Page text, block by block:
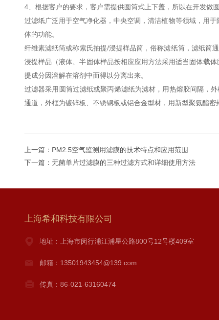
4、根据客户的要求，客户需提供圆筒式上下盖，所以在开发
过滤纸广泛用于空气净化器，中央空调，清洁植物等领域，用
体的功能。
纤维素滤纸筒或称索氏抽提/浸提样品筒，俗称滤纸筒，滤纸筒
浸提样品（液体、半固体样品按相应应用方法采用适当固体载
提成分因溶解在溶剂中而得以分离出来。
过滤器采用圆筒过滤纸或聚丙烯滤纸为滤材，用热熔胶间隔，
通道，外框为镀锌板、不锈钢板或铝合金型材，用新型聚氨酯密
上一篇： PM2.5空气监测用滤膜的技术特点和应用范围
下一篇： 无菌单片过滤膜的三种过滤方式和详细使用方法
上海希和科技有限公司
地址：上海市闵行浦江浦星公路800号12号楼409室
邮箱：13501943454@139.com
传真：86-021-63160474